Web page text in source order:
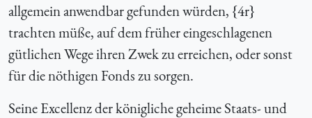
allgemein anwendbar gefunden würden, {4r}
trachten müße, auf dem früher eingeschlagenen
gütlichen Wege ihren Zwek zu erreichen, oder sonst
für die nöthigen Fonds zu sorgen.
Seine Excellenz der königliche geheime Staats- und